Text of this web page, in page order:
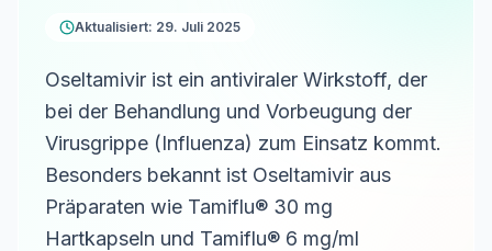
Aktualisiert: 29. Juli 2025
Oseltamivir ist ein antiviraler Wirkstoff, der
bei der Behandlung und Vorbeugung der
Virusgrippe (Influenza) zum Einsatz kommt.
Besonders bekannt ist Oseltamivir aus
Präparaten wie Tamiflu® 30 mg
Hartkapseln und Tamiflu® 6 mg/ml